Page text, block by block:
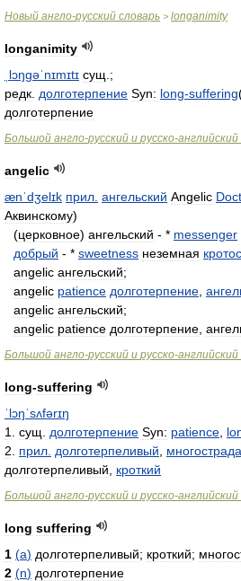
Новый англо-русский словарь > longanimity
longanimity
ˌlɔŋɡəˈnɪmɪtɪ сущ .;
редк долготерпение Syn: long-suffering
долготерпение
Большой англо-русский и русско-английский
angelic
ænˈdʒelɪk прил ангельский Angelic
Аквинскому)
(церковное) ангельский - * messenger
добрый - * sweetness неземная
angelic ангельский;
angelic patience долготерпение
angelic ангельский;
angelic patience долготерпение
Большой англо-русский и русско-английский
long-suffering
ˈlɔŋˈsʌfərɪŋ
1
сущ долготерпение Syn: patience
2
прил долготерпеливый
долготерпеливый
кроткий
Большой англо-русский и русско-английский
long suffering
1 (a) долготерпеливый; кроткий;
2 (n) долготерпение